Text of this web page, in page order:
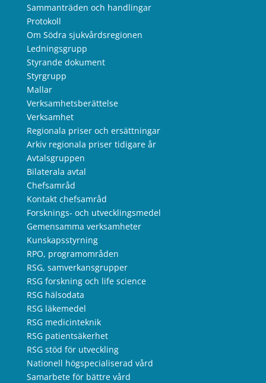
Sammanträden och handlingar
Protokoll
Om Södra sjukvårdsregionen
Ledningsgrupp
Styrande dokument
Styrgrupp
Mallar
Verksamhetsberättelse
Verksamhet
Regionala priser och ersättningar
Arkiv regionala priser tidigare år
Avtalsgruppen
Bilaterala avtal
Chefsamråd
Kontakt chefsamråd
Forsknings- och utvecklingsmedel
Gemensamma verksamheter
Kunskapsstyrning
RPO, programområden
RSG, samverkansgrupper
RSG forskning och life science
RSG hälsodata
RSG läkemedel
RSG medicinteknik
RSG patientsäkerhet
RSG stöd för utveckling
Nationell högspecialiserad vård
Samarbete för bättre vård